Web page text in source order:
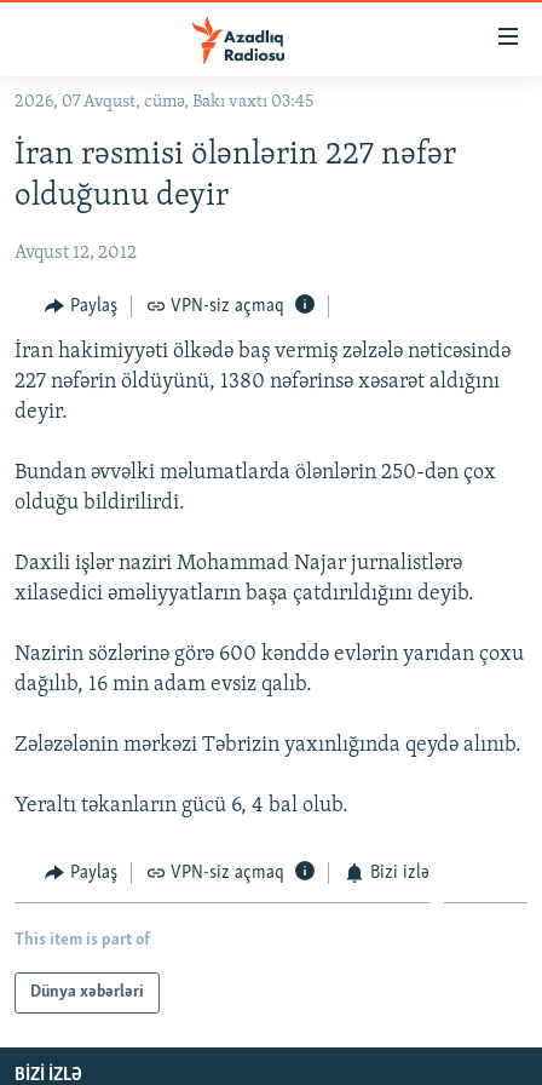
Əsas
qayıt
Əsas
naviqasiyaya
qayıt
KORRUPSIOMETR
#ƏSLINDƏ
FƏRQƏ BAX
QANUNI DOĞRU
ARAŞDIRMA
VIDEO
İNFOQRAFIKA
RADIO ARXIV
AZƏRBAYCAN ƏDƏBIYYATI KITABXANASI
İSLAM VƏ DEMOKRATIYA
İZ - MƏDƏNIYYƏT PROQRAMI
HAQQIMIZDA
MISSIYAMIZ
PEŞƏ ETIKASI VƏ JURNALISTIKA STANDARTLARIMIZ
MATERIALLARIMIZDAN ISTIFADƏ
AZADLIQRADIOSU MOBIL TELEFONUNUZDA
BIZIMLƏ ƏLAQƏ
BIZI IZLƏ
RFE/RL-in bütün saytları
2026, 07 Avqust, cümə, Bakı vaxtı 03:45
İran rəsmisi ölənlərin 227 nəfər
olduğunu deyir
Avqust 12, 2012
Paylaş VPN-siz açmaq
İran hakimiyyəti ölkədə baş vermiş zəlzələ nəticəsində
227 nəfərin öldüyünü, 1380 nəfərinsə xəsarət aldığını
deyir.
Bundan əvvəlki məlumatlarda ölənlərin 250-dən çox
olduğu bildirilirdi.
Daxili işlər naziri Mohammad Najar jurnalistlərə
xilasedici əməliyyatların başa çatdırıldığını deyib.
Nazirin sözlərinə görə 600 kənddə evlərin yarıdan çoxu
dağılıb, 16 min adam evsiz qalıb.
Zələzələnin mərkəzi Təbrizin yaxınlığında qeydə alınıb.
Yeraltı təkanların gücü 6, 4 bal olub.
Paylaş VPN-siz açmaq Bizi izlə
This item is part of
Dünya xəbərləri
BIZI IZLƏ